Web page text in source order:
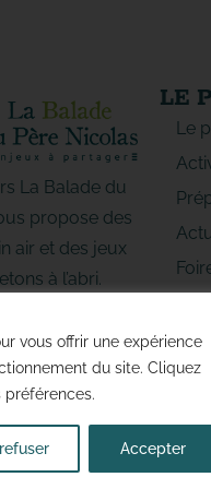
vous offrir une expérience
du site. Cliquez
préférences.
Accepter
La Balade du
propose des
air et des jeux
à l’abri.
amis !
LE
Le